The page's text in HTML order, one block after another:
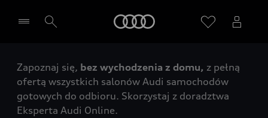
Wybierz Twojego Partnera Audi
Zapoznaj się, bez wychodzenia z domu, z pełną
ofertą wszystkich salonów Audi samochodów
gotowych do odbioru. Skorzystaj z doradztwa
Eksperta Audi Online.